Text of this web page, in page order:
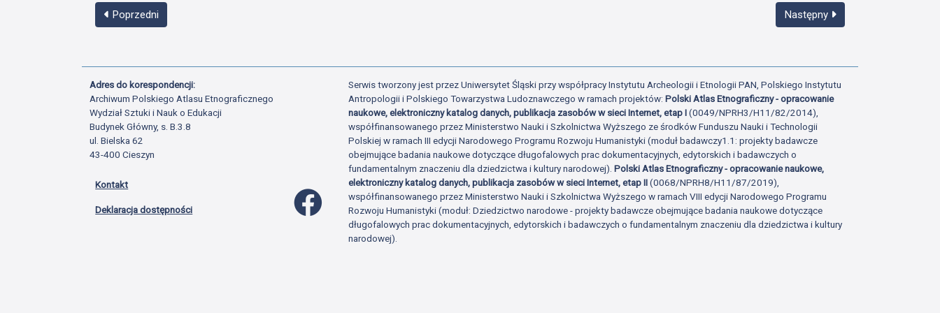
Poprzedni Następny
Adres do korespondencji:
Archiwum Polskiego Atlasu Etnograficznego
Wydział Sztuki i Nauk o Edukacji
Budynek Główny, s. B.3.8
ul. Bielska 62
43-400 Cieszyn
Kontakt
Deklaracja dostępności
Profil Facebook
Serwis tworzony jest przez Uniwersytet Śląski przy współpracy Instytutu Archeologii i Etnologii PAN, Polskiego Instytutu
Antropologii i Polskiego Towarzystwa Ludoznawczego w ramach projektów:Polski Atlas Etnograficzny - opracowanie
naukowe, elektroniczny katalog danych, publikacja zasobów w sieci Internet, etap I(0049/NPRH3/H11/82/2014),
współfinansowanego przez Ministerstwo Nauki i Szkolnictwa Wyższego ze środków Funduszu Nauki i Technologii
Polskiej w ramach III edycji Narodowego Programu Rozwoju Humanistyki (moduł badawczy1.1: projekty badawcze
obejmujące badania naukowe dotyczące długofalowych prac dokumentacyjnych, edytorskich i badawczych o
fundamentalnym znaczeniu dla dziedzictwa i kultury narodowej).Polski Atlas Etnograficzny - opracowanie naukowe,
elektroniczny katalog danych, publikacja zasobów w sieci Internet, etap II(0068/NPRH8/H11/87/2019),
współfinansowanego przez Ministerstwo Nauki i Szkolnictwa Wyższego w ramach VIII edycji Narodowego Programu
Rozwoju Humanistyki (moduł: Dziedzictwo narodowe - projekty badawcze obejmujące badania naukowe dotyczące
długofalowych prac dokumentacyjnych, edytorskich i badawczych o fundamentalnym znaczeniu dla dziedzictwa i kultury
narodowej).